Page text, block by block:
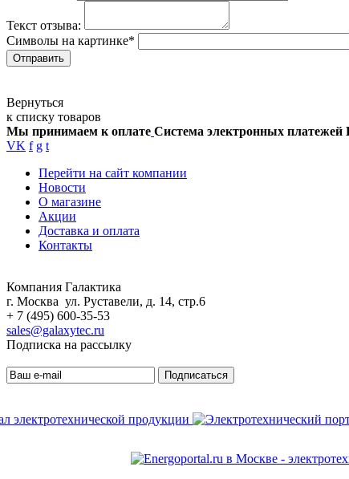
Текст отзыва:
Символы на картинке*
Вернуться
к списку товаров
Мы принимаем к оплате Система электронных платежей
VK f g t
Перейти на сайт компании
Новости
О магазине
Акции
Доставка и оплата
Контакты
Компания Галактика
г. Москва ул. Руставели, д. 14, стр.6
+ 7 (495) 600-35-53
sales@galaxytec.ru
Подписка на рассылку
Подписаться